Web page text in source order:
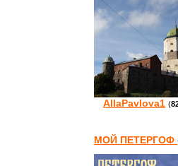
AllaPavlova1 (
МОЙ ПЕТЕРГОФ